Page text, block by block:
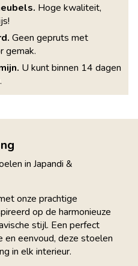
Hoge kwaliteit,
Geen gepruts met
gemak.
U kunt binnen 14 dagen
in Japandi &
onze prachtige
op de harmonieuze
stijl. Een perfect
eenvoud, deze stoelen
in elk interieur.